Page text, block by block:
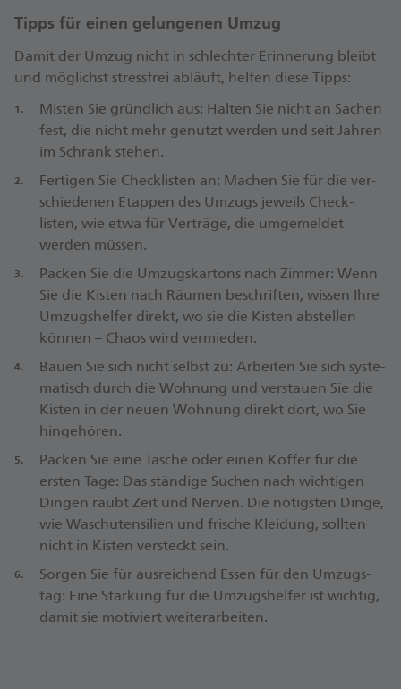
Tipps für einen gelungenen Umzug
Damit der Umzug nicht in schlechter Erinnerung bleibt
und möglichst stressfrei abläuft, helfen diese Tipps:
Misten Sie gründlich aus: Halten Sie nicht an Sachen
fest, die nicht mehr genutzt werden und seit Jahren
im Schrank stehen.
Fertigen Sie Check­listen an: Machen Sie für die ver­
schiedenen Etappen des Umzugs jeweils Check­
listen, wie etwa für Verträge, die um­gemeldet
werden müssen.
Packen Sie die Umzugs­kartons nach Zimmer: Wenn
Sie die Kisten nach Räumen beschriften, wissen Ihre
Umzugs­helfer direkt, wo sie die Kisten abstellen
können – Chaos wird vermieden.
Bauen Sie sich nicht selbst zu: Arbeiten Sie sich syste­
matisch durch die Wohnung und verstauen Sie die
Kisten in der neuen Wohnung direkt dort, wo Sie
hingehören.
Packen Sie eine Tasche oder einen Koffer für die
ersten Tage: Das ständige Suchen nach wichtigen
Dingen raubt Zeit und Nerven. Die nötigsten Dinge,
wie Wasch­utensilien und frische Kleidung, sollten
nicht in Kisten versteckt sein.
Sorgen Sie für aus­reichend Essen für den Umzugs­
tag: Eine Stärkung für die Umzugs­helfer ist wichtig,
damit sie motiviert weiter­arbeiten.